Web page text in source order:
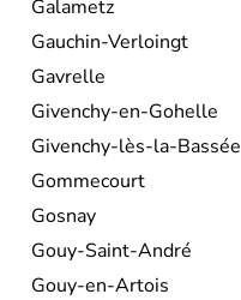
Galametz
Gauchin-Verloingt
Gavrelle
Givenchy-en-Gohelle
Givenchy-lès-la-Bassée
Gommecourt
Gosnay
Gouy-Saint-André
Gouy-en-Artois